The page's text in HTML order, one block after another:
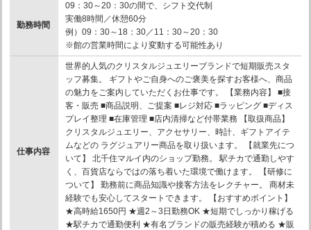
勤務時間
09：30～20：30の間で、シフト交代制
実働8時間／休憩60分
例）09：30～18：30／11：30～20：30
※館の営業時間により変動する可能性あり
仕事内容
世界的人気のクリスタルジュエリーブランドで短期販売スタ
ッフ募集。 ギフトやご自身へのご褒美を探すお客様へ、商品
の魅力をご案内していただくお仕事です。 【業務内容】 ■接
客・販売 ■商品説明、ご提案 ■レジ対応 ■ラッピング ■ディス
プレイ整理 ■在庫管理 ■店内清掃など付帯業務 【取扱商品】
クリスタルジュエリー、アクセサリー、時計、ギフトアイテ
ムなどの ラグジュアリー商品を取り扱います。 【就業先につ
いて】 北千住マルイ内のショップ勤務。 駅チカで通勤しやす
く、百貨店ならではの落ち着いた環境で働けます。 【研修に
ついて】 勤務前に商品知識や接客方法をレクチャー。 商材未
経験でも安心してスタートできます。 【おすすめポイント】
★高時給1650円 ★週2～3日勤務OK ★短期でしっかり稼げる
★駅チカで通勤便利 ★有名ブランドの販売経験が積める ★販